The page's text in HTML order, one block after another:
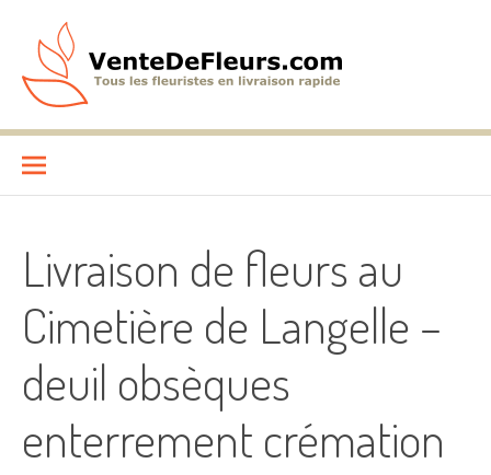
contenu
VenteDeFleurs.com
Livraison de fleurs au
Cimetière de Langelle –
deuil obsèques
enterrement crémation